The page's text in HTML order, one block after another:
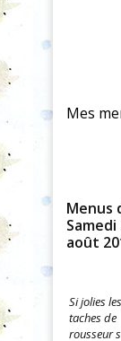
Mes
Menus
Samedi
août
Si jolies les
taches de
rousseur